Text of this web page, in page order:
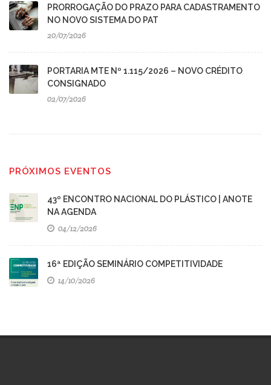
PRORROGAÇÃO DO PRAZO PARA CADASTRAMENTO
NO NOVO SISTEMA DO PAT
20/07/2026
PORTARIA MTE Nº 1.115/2026 – NOVO CRÉDITO
CONSIGNADO
02/07/2026
PRÓXIMOS EVENTOS
43º ENCONTRO NACIONAL DO PLÁSTICO | ANOTE
NA AGENDA
04/12/2026
16ª EDIÇÃO SEMINÁRIO COMPETITIVIDADE
14/10/2026